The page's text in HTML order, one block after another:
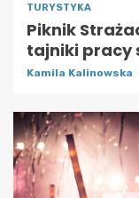
TURYSTYKA
Piknik
tajniki pracy
Kamila Kalinowska